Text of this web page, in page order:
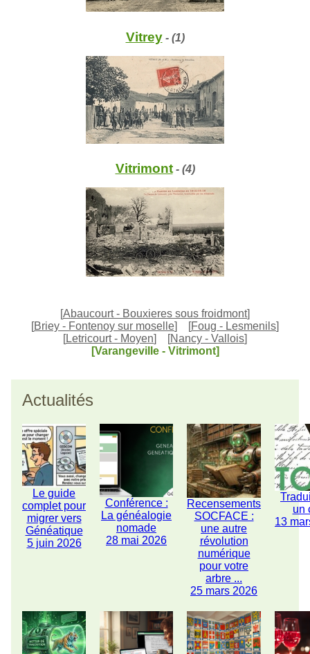
Vitrey- (1)
Vitrimont- (4)
[Abaucourt - Bouxieres sous froidmont]
[Briey - Fontenoy sur moselle] [Foug - Lesmenils]
[Letricourt - Moyen] [Nancy - Vallois]
[Varangeville - Vitrimont]
Actualités
Le guide
complet pour
migrer vers
Généatique
5 juin 2026
Conférence :
La généalogie
nomade
28 mai 2026
Recensements
SOCFACE :
une autre
révolution
numérique
pour votre
arbre ...
25 mars 2026
un
13